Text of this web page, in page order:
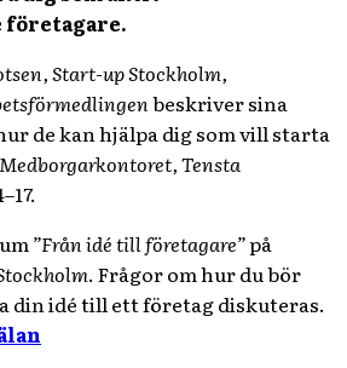
Start-up Stockholm,
beskriver sina
de kan hjälpa dig som vill starta
Tensta
”Från idé till företagare”på
. Frågor om hur du bör
din idé till ett företag diskuteras.